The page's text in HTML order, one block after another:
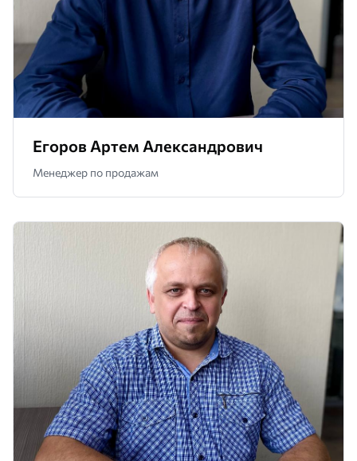
Егоров Артем Александрович
Менеджер по продажам